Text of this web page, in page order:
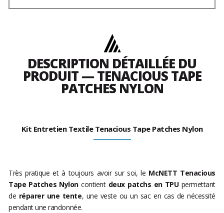
DESCRIPTION DÉTAILLÉE DU
PRODUIT — TENACIOUS TAPE
PATCHES NYLON
Kit Entretien Textile Tenacious Tape Patches Nylon
Très pratique et à toujours avoir sur soi, le McNETT Tenacious
Tape Patches Nyloncontient deux patchs en TPU permettant
de réparer une tente, une veste ou un sac en cas de nécessité
pendant une randonnée.